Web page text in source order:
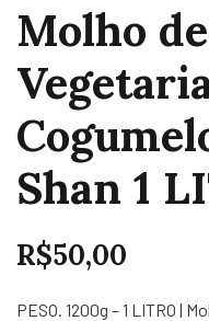
Molho
Shan 1
R$50,00
PESO. 1200g – 1 LITRO |